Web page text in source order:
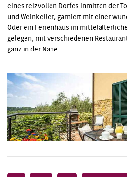
eines reizvollen Dorfes inmitten der
und Weinkeller, garniert mit einer
Oder ein Ferienhaus im
gelegen, mit verschiedenen
ganz in der Nähe.